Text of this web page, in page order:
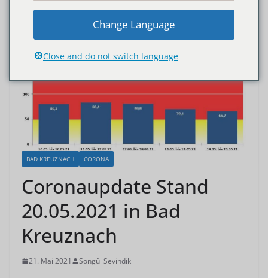
BAD KREUZNACH CORONA
Coronaupdate Stand
20.05.2021 in Bad
Kreuznach
21. Mai 2021 Songül Sevindik
Change Language
Close and do not switch language